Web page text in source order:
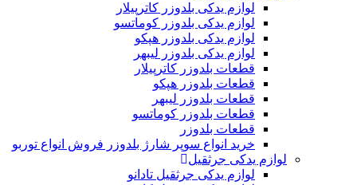
لوازم یدکی بلدوزر کاترپیلار
لوازم یدکی بلدوزر کوماتسو
لوازم یدکی بلدوزر هپکو
لوازم یدکی بلدوزر لیبهر
قطعات بلدوزر کاترپیلار
قطعات بلدوزر هپکو
قطعات بلدوزر لیبهر
قطعات بلدوزر کوماتسو
قطعات بلدوزر
خرید انواع سوپر شارژ بلدوزر فروش انواع توربو
لوازم یدکی جرثقیل
لوازم یدکی جرثقیل تادانو